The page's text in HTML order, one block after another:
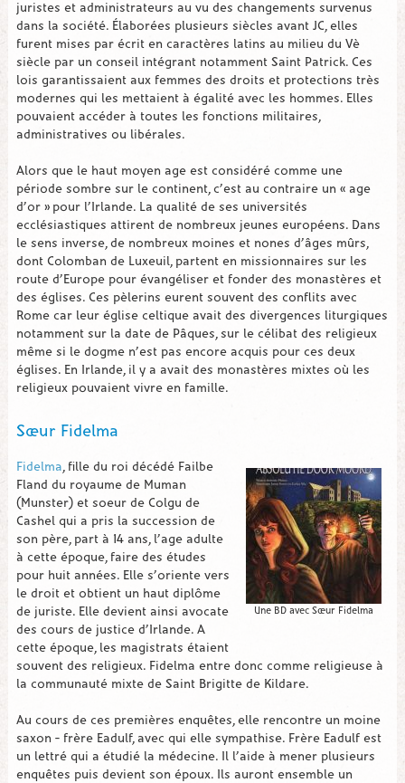
juristes et administrateurs au vu des changements survenus
dans la société. Élaborées plusieurs siècles avant JC, elles
furent mises par écrit en caractères latins au milieu du Vè
siècle par un conseil intégrant notamment Saint Patrick. Ces
lois garantissaient aux femmes des droits et protections très
modernes qui les mettaient à égalité avec les hommes. Elles
pouvaient accéder à toutes les fonctions militaires,
administratives ou libérales.
Alors que le haut moyen age est considéré comme une
période sombre sur le continent, c’est au contraire un « age
d’or » pour l’Irlande. La qualité de ses universités
ecclésiastiques attirent de nombreux jeunes européens. Dans
le sens inverse, de nombreux moines et nones d’âges mûrs,
dont Colomban de Luxeuil, partent en missionnaires sur les
route d’Europe pour évangéliser et fonder des monastères et
des églises. Ces pèlerins eurent souvent des conflits avec
Rome car leur église celtique avait des divergences liturgiques
notamment sur la date de Pâques, sur le célibat des religieux
même si le dogme n’est pas encore acquis pour ces deux
églises. En Irlande, il y a avait des monastères mixtes où les
religieux pouvaient vivre en famille.
Sœur Fidelma
Une BD avec Sœur Fidelma
Fidelma, fille du roi décédé Failbe
Fland du royaume de Muman
(Munster) et soeur de Colgu de
Cashel qui a pris la succession de
son père, part à 14 ans, l’age adulte
à cette époque, faire des études
pour huit années. Elle s’oriente vers
le droit et obtient un haut diplôme
de juriste. Elle devient ainsi avocate
des cours de justice d’Irlande. A
cette époque, les magistrats étaient
souvent des religieux. Fidelma entre donc comme religieuse à
la communauté mixte de Saint Brigitte de Kildare.
Au cours de ces premières enquêtes, elle rencontre un moine
saxon – frère Eadulf, avec qui elle sympathise. Frère Eadulf est
un lettré qui a étudié la médecine. Il l’aide à mener plusieurs
enquêtes puis devient son époux. Ils auront ensemble un